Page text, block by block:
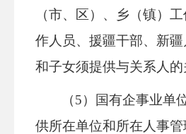
（市、区）、乡（镇）
作人员、援疆干部、新
和子女须提供与关系人的
（5）国有企事业单
供所在单位和所在人事